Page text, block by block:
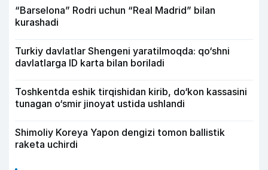
“Barselona” Rodri uchun “Real Madrid” bilan
kurashadi
Turkiy davlatlar Shengeni yaratilmoqda: qo‘shni
davlatlarga ID karta bilan boriladi
Toshkentda eshik tirqishidan kirib, do‘kon kassasini
tunagan o‘smir jinoyat ustida ushlandi
Shimoliy Koreya Yapon dengizi tomon ballistik
raketa uchirdi